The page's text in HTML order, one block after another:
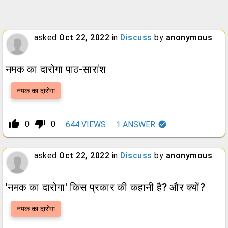
asked Oct 22, 2022 in Discuss by anonymous
नमक का दारोगा पाठ-सारांश
नमक का दारोगा
thumb_up_alt 0 thumb_down_alt 0 644 VIEWS 1 ANSWER
asked Oct 22, 2022 in Discuss by anonymous
'नमक का दारोगा' किस प्रकार की कहानी है? और क्यों?
नमक का दारोगा